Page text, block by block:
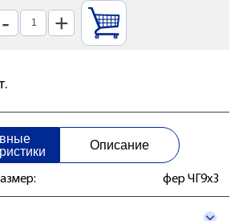
- +
Описание
фер ЧГ9x3